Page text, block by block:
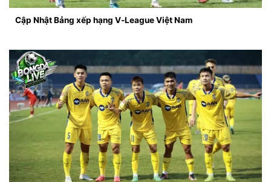
Cập Nhật Bảng xếp hạng V-League Việt Nam